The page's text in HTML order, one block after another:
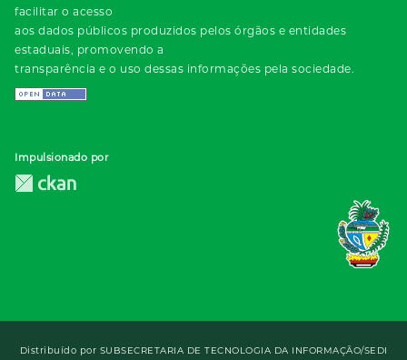
facilitar o acesso
aos dados públicos produzidos pelos órgãos e entidades
estaduais, promovendo a
transparência e o uso dessas informações pela sociedade.
Impulsionado por
Distribuído por SUBSECRETARIA DE TECNOLOGIA DA INFORMAÇÃO/SEDI